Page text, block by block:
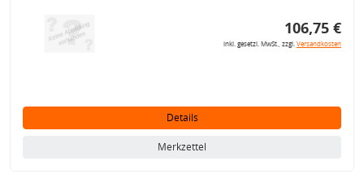
106,75 €
inkl. gesetzl. MwSt., zzgl.Versandkosten
Details
Merkzettel